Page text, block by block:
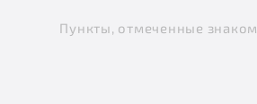
Пункты, отмеченные знаком